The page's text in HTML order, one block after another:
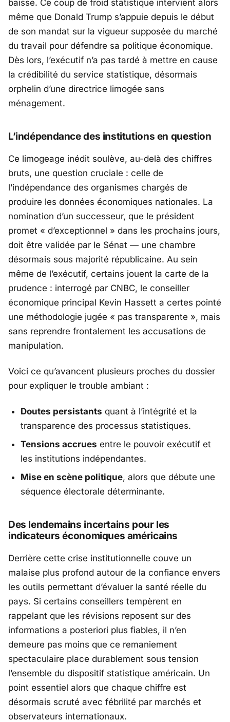
baisse. Ce coup de froid statistique intervient alors
même que Donald Trump s’appuie depuis le début
de son mandat sur la vigueur supposée du marché
du travail pour défendre sa politique économique.
Dès lors, l’exécutif n’a pas tardé à mettre en cause
la crédibilité du service statistique, désormais
orphelin d’une directrice limogée sans
ménagement.
L’indépendance des institutions en question
Ce limogeage inédit soulève, au-delà des chiffres
bruts, une question cruciale : celle de
l’indépendance des organismes chargés de
produire les données économiques nationales. La
nomination d’un successeur, que le président
promet « d’exceptionnel » dans les prochains jours,
doit être validée par le Sénat — une chambre
désormais sous majorité républicaine. Au sein
même de l’exécutif, certains jouent la carte de la
prudence : interrogé par CNBC, le conseiller
économique principal Kevin Hassett a certes pointé
une méthodologie jugée « pas transparente », mais
sans reprendre frontalement les accusations de
manipulation.
Voici ce qu’avancent plusieurs proches du dossier
pour expliquer le trouble ambiant :
Doutes persistants quant à l’intégrité et la
transparence des processus statistiques.
Tensions accrues entre le pouvoir exécutif et
les institutions indépendantes.
Mise en scène politique, alors que débute une
séquence électorale déterminante.
Des lendemains incertains pour les
indicateurs économiques américains
Derrière cette crise institutionnelle couve un
malaise plus profond autour de la confiance envers
les outils permettant d’évaluer la santé réelle du
pays. Si certains conseillers tempèrent en
rappelant que les révisions reposent sur des
informations a posteriori plus fiables, il n’en
demeure pas moins que ce remaniement
spectaculaire place durablement sous tension
l’ensemble du dispositif statistique américain. Un
point essentiel alors que chaque chiffre est
désormais scruté avec fébrilité par marchés et
observateurs internationaux.